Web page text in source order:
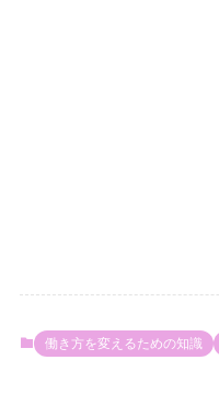
働き方を変えるための知識